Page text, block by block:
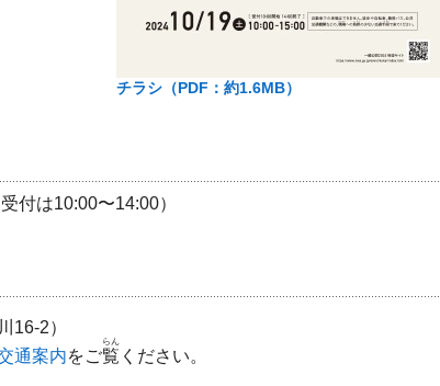
チラシ（PDF：約1.6MB）
付は10:00〜14:00）
16-2）
通案内をご覧
らん
ください。